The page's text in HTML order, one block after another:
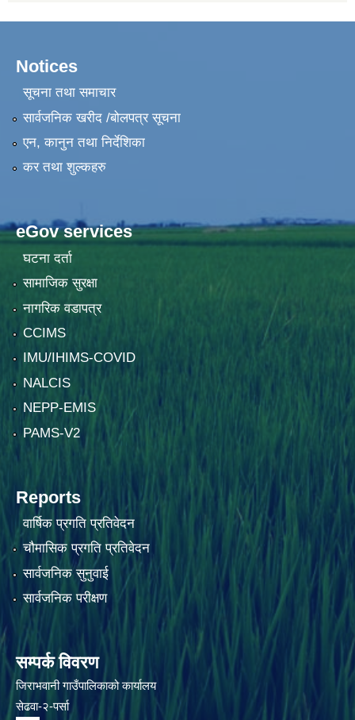
Notices
सूचना तथा समाचार
सार्वजनिक खरीद /बोलपत्र सूचना
एन, कानुन तथा निर्देशिका
कर तथा शुल्कहरु
eGov services
घटना दर्ता
सामाजिक सुरक्षा
नागरिक वडापत्र
CCIMS
IMU/IHIMS-COVID
NALCIS
NEPP-EMIS
PAMS-V2
Reports
वार्षिक प्रगति प्रतिवेदन
चौमासिक प्रगति प्रतिवेदन
सार्वजनिक सुनुवाई
सार्वजनिक परीक्षण
सम्पर्क विवरण
जिराभवानी गाउँपालिकाको कार्यालय
सेढवा-२-पर्सा